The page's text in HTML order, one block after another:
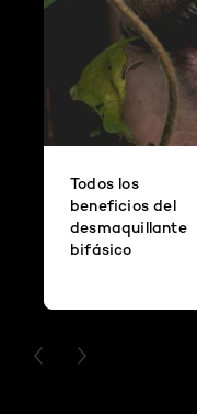
Todos los
beneficios del
desmaquillante
bifásico
PREVIOUS CARD
NEXT CARD